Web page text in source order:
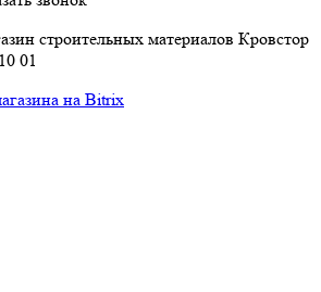
строительных материалов Кровстор
01
на Bitrix